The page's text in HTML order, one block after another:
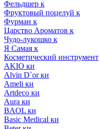
Фельдшер к
Фруктовый поцелуй к
Фурман к
Царство Ароматов к
Чудо-лукошко к
Я Самая к
Косметический инструмент
AKIO ки
Alvin D`or ки
Ameli ки
Artdeco ки
Aura ки
BAOL ки
Basic Medical ки